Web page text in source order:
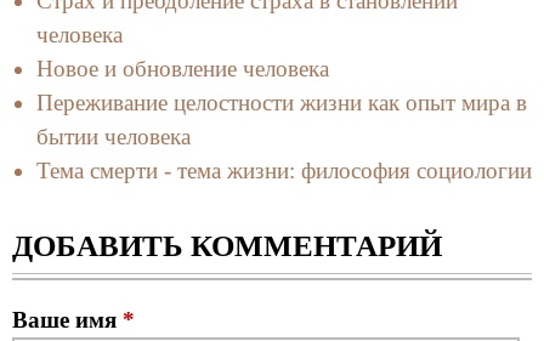
человека
Новое и обновление человека
Переживание целостности жизни как опыт мира в
бытии человека
Тема смерти - тема жизни: философия социологии
ДОБАВИТЬ КОММЕНТАРИЙ
Ваше имя *